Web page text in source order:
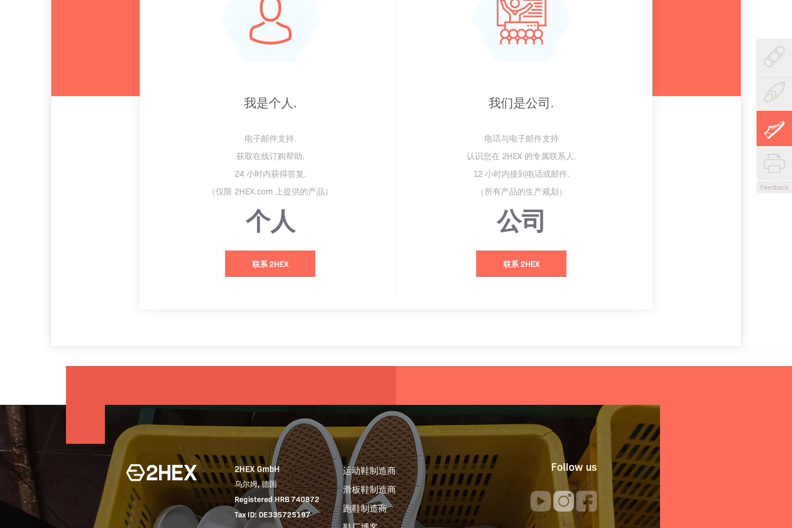
Feedback
我是个人.
电子邮件支持.
获取在线订购帮助.
24 小时内获得答复.
（仅限 2HEX.com 上提供的产品）
个人
联系 2HEX
我们是公司.
电话与电子邮件支持
认识您在 2HEX 的专属联系人.
12 小时内接到电话或邮件.
（所有产品的生产规划）
公司
联系 2HEX
2HEX GmbH
乌尔姆, 德国
Registered HRB 740872
Tax ID: DE335725197
运动鞋制造商
滑板鞋制造商
跑鞋制造商
Follow us